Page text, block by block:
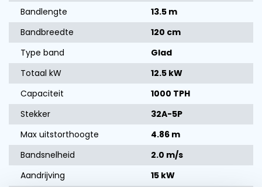
Bandlengte
13.5 m
Bandbreedte
120 cm
Type band
Glad
Totaal kW
12.5 kW
Capaciteit
1000 TPH
Stekker
32A-5P
Max uitstorthoogte
4.86 m
Bandsnelheid
2.0 m/s
Aandrijving
15 kW